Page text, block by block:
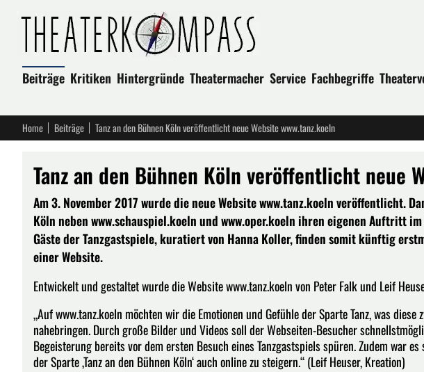
Beiträge Kritiken Hintergründe Theatermacher Service Fachbegriffe
Home Beiträge Tanz an den Bühnen Köln veröffentlicht neue Website www.tanz.koeln
Tanz an den Bühnen Köln veröffentlicht neue
Am 3. November 2017 wurde die neue Website www.tanz.koeln veröffentlicht.
Köln neben www.schauspiel.koeln und www.oper.koeln ihren eigenen Auftritt
Gäste der Tanzgastspiele, kuratiert von Hanna Koller, finden somit künftig
einer Website.
Entwickelt und gestaltet wurde die Website www.tanz.koeln von Peter Falk und Leif
„Auf www.tanz.koeln möchten wir die Emotionen und Gefühle der Sparte Tanz, was
nahebringen. Durch große Bilder und Videos soll der Webseiten-Besucher
Begeisterung bereits vor dem ersten Besuch eines Tanzgastspiels spüren. Zudem war
der Sparte ‚Tanz an den Bühnen Köln‘ auch online zu steigern.“ (Leif Heuser, Kreation)